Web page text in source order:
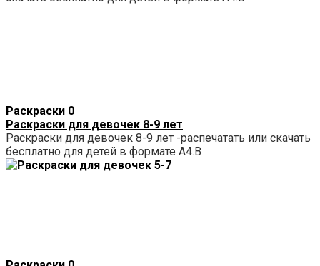
Раскраски 0
Раскраски для девочек 8-9 лет
Раскраски для девочек 8-9 лет -распечатать или скачать
бесплатно для детей в формате А4.В